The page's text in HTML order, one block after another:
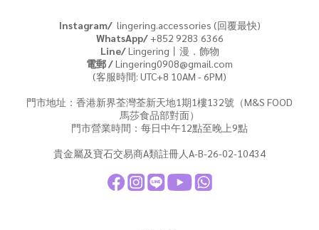
Instagram/ lingering.accessories (回覆最快)
WhatsApp/+852 9283 6366
Line/Lingering丨漫．飾物
電郵 /Lingering0908@gmail.com
(客服時間: UTC+8 10AM - 6PM)
門市地址：香港新界荃灣荃新天地1期1樓132號（M&S FOOD
馬莎食品部對面）
門市營業時間：每日中午12點至晚上9點
貴金屬及寶石交易商A類註冊人A-B-26-02-10434